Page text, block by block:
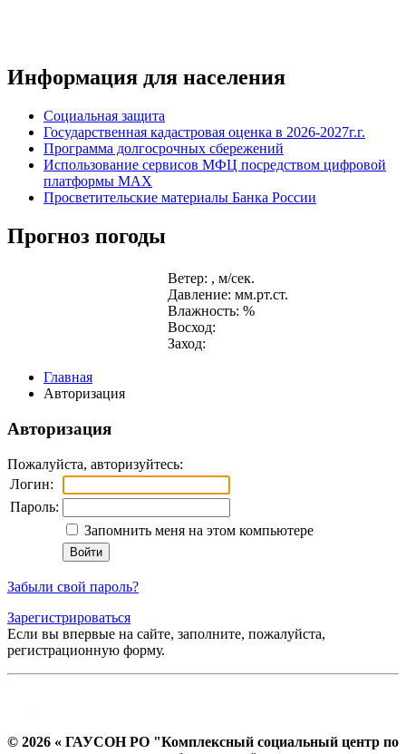
Информация для населения
Социальная защита
Государственная кадастровая оценка в 2026-2027г.г.
Программа долгосрочных сбережений
Использование сервисов МФЦ посредством цифровой
платформы MAX
Просветительские материалы Банка России
Прогноз погоды
Ветер: , м/сек.
Давление: мм.рт.ст.
Влажность: %
Восход:
Заход:
Главная
Авторизация
Авторизация
Пожалуйста, авторизуйтесь:
Логин:
Пароль:
Запомнить меня на этом компьютере
Забыли свой пароль?
Зарегистрироваться
Если вы впервые на сайте, заполните, пожалуйста,
регистрационную форму.
© 2026 « ГАУСОН РО "Комплексный социальный центр по